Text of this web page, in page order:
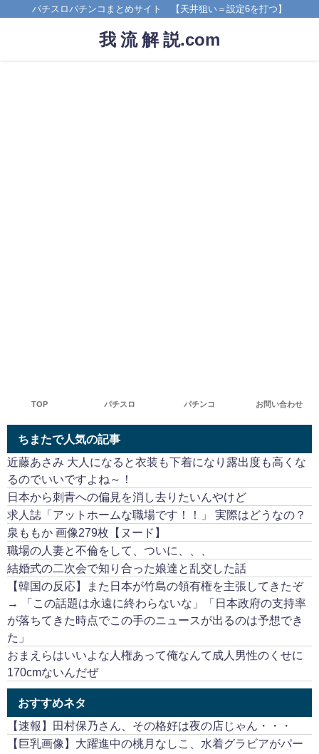
パチスロパチンコまとめサイト 【天井狙い＝設定6を打つ】
我 流 解 説.com
TOP パチスロ パチンコ お問い合わせ
ちまたで人気の記事
近藤あさみ 大人になると衣装も下着になり露出度も高くな
るのでいいですよね～！
日本から刺青への偏見を消し去りたいんやけど
求人誌「アットホームな職場です！！」 実際はどうなの？
泉ももか 画像279枚【ヌード】
職場の人妻と不倫をして、ついに、、、
結婚式の二次会で知り合った娘達と乱交した話
【韓国の反応】また日本が竹島の領有権を主張してきたぞ
→ 「この話題は永遠に終わらないな」「日本政府の支持率
が落ちてきた時点でこの手のニュースが出るのは予想でき
た」
おまえらはいいよな人権あって俺なんて成人男性のくせに
170cmないんだぜ
おすすめネタ
【速報】田村保乃さん、その格好は夜の店じゃん・・・
【巨乳画像】大躍進中の桃月なしこ、水着グラビアがパー